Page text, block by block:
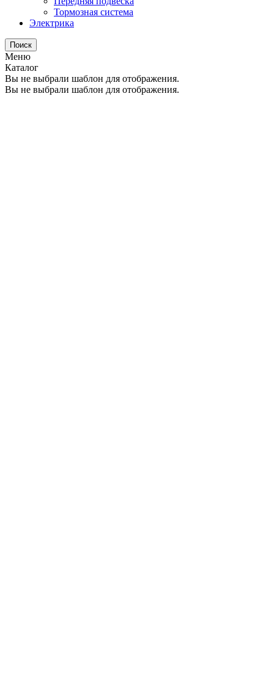
Тормозная система
Электрика
Поиск
Меню
Каталог
Вы не выбрали шаблон для отображения.
Вы не выбрали шаблон для отображения.